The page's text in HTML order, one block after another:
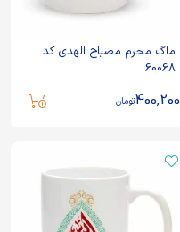
ماگ محرم مصباح الهدی کد
60068
400,200تومان